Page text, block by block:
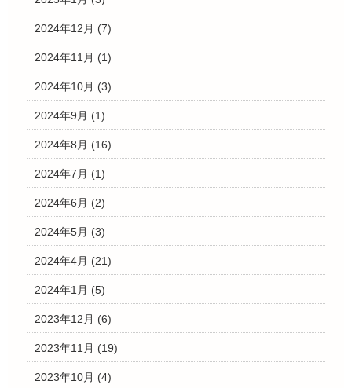
2024年12月 (7)
2024年11月 (1)
2024年10月 (3)
2024年9月 (1)
2024年8月 (16)
2024年7月 (1)
2024年6月 (2)
2024年5月 (3)
2024年4月 (21)
2024年1月 (5)
2023年12月 (6)
2023年11月 (19)
2023年10月 (4)